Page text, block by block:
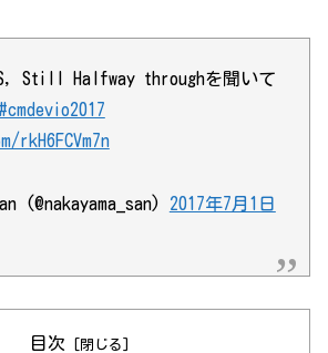
Still Halfway throughを聞いて
#cmdevio2017
(@nakayama_san) 2017年7月1日
目次